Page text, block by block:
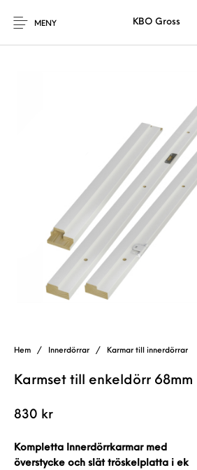
MENY KBO Gross
Hem / Innerdörrar / Karmar till innerdörrar
Karmset till enkeldörr 68mm
830 kr
Kompletta Innerdörrkarmar med
överstycke och slät tröskelplatta i ek